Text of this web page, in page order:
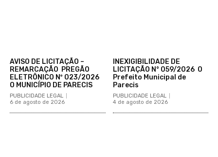
AVISO DE LICITAÇÃO –
REMARCAÇÃO PREGÃO
ELETRÔNICO Nº 023/2026
O MUNICÍPIO DE PARECIS
PUBLICIDADE LEGAL
6 de agosto de 2026
INEXIGIBILIDADE DE
LICITAÇÃO N° 059/2026 O
Prefeito Municipal de
Parecis
PUBLICIDADE LEGAL
4 de agosto de 2026